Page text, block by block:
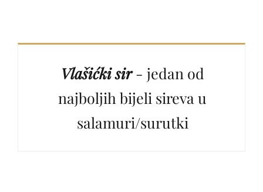
Vlašićki sir- jedan od
najboljih bijeli sireva u
salamuri/surutki